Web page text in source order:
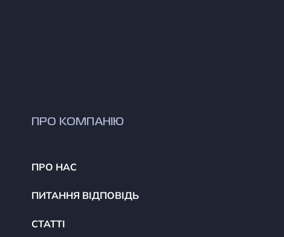
ПРО КОМПАНІЮ
ПРО НАС
ПИТАННЯ ВІДПОВІДЬ
СТАТТІ